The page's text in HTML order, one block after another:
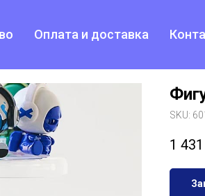
Оплата и доставка
SKU:
1 431